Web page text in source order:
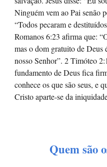
Ninguém vem ao Pai senão
“Todos pecaram e
Romanos 6:23 afirma que:
mas o dom gratuito de Deus
nosso Senhor”. 2 Timóteo
fundamento de Deus fica
conhece os que são seus, e
Cristo aparte-se da
Quem são